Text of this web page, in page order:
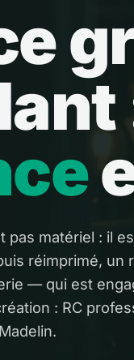
matériel : il
réimprimé, un
— qui est
: RC